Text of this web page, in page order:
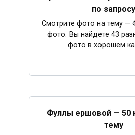
по запросу
Смотрите фото на тему —
фото. Вы найдете 43
фото в хорошем
Фуллы ершовой — 50
тему